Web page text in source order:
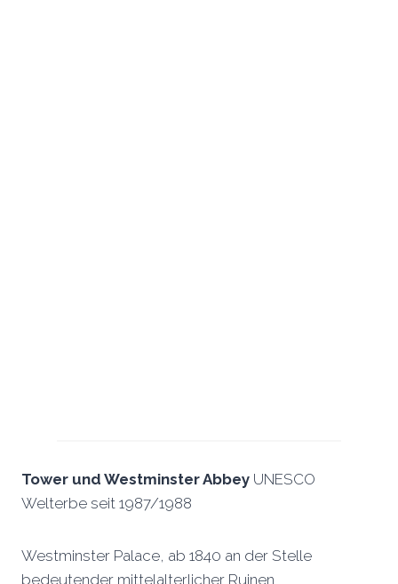
Tower und Westminster Abbey UNESCO
Welterbe seit 1987/1988
Westminster Palace, ab 1840 an der Stelle
bedeutender mittelalterlicher Ruinen